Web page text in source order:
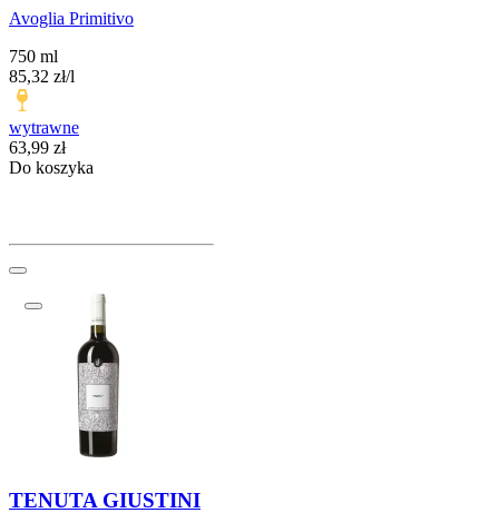
Avoglia Primitivo
750 ml
85,32 zł/l
wytrawne
Cena
63,99 zł
Do koszyka
TENUTA GIUSTINI